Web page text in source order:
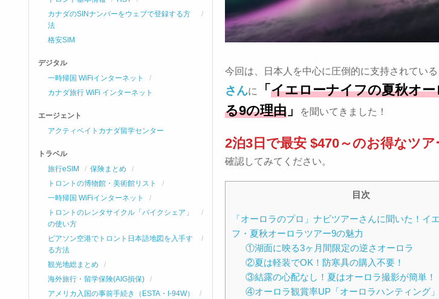
今回は、日本人を中心に圧倒的に支持されてい
さんに 「 イエローナイフの夏秋オ
る9の理由 」 を聞いてきました！
2泊3日で最安 $470～のお得なツア
確認してみてください。
目次
「オーロラのプロ」ナビツアーさんに聞いた！イ
フ・夏秋オーロラツアー9の魅力
①湖面に映る3ヶ月間限定の逆さオーロラ
②夏は軽装でOK！防寒具の購入不要！
③結露の心配なし！夏はオーロラ撮影が簡単！
④オーロラ観賞率UP「オーロラハンティング」
カナダのSINナンバーをウェブで登録する方
法
格安SIM
デジタル
一時帰国 WiFiインターネット
カナダ旅行 WiFi インターネット
エージェント
アクティベイトカナダ留学センター
トラベル
旅行eSIM
保険まとめ
トロントの博物館・美術館リスト
一時帰国 WiFiインターネット
トロントのレンタサイクル「バイクシェア」
の使い方
ピアソン空港でトロント日本語地図を入手す
る方法
観光地総まとめ
海外旅行・留学保険(AIG損保)
アメリカ入国の事前手続き（ESTA・I-94W）